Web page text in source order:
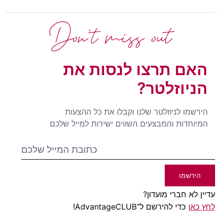
האם תרצו לנסות את
הניוזלטר?
הירשמו לניוזלטר שלנו וקבלו את כל ההצעות
המיוחדות והמבצעים השווים ישירות למייל שלכם
הירשמו
עדיין לא חברי מועדון?
לחץ כאן כדי להירשם ל־AdvantageCLUB!
Don't miss out